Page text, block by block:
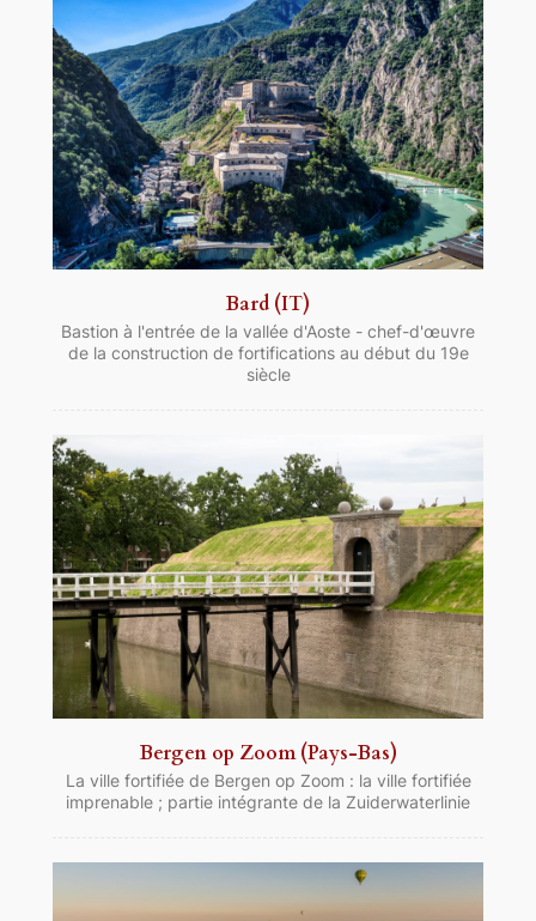
Bard (IT)
Bastion à l'entrée de la vallée d'Aoste - chef-d'œuvre
de la construction de fortifications au début du 19e
siècle
Bergen op Zoom (Pays-Bas)
La ville fortifiée de Bergen op Zoom : la ville fortifiée
imprenable ; partie intégrante de la Zuiderwaterlinie